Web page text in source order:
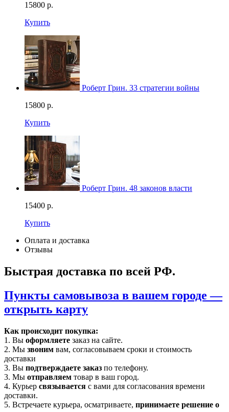
15800 р.
Купить
Роберт Грин. 33 стратегии войны
15800 р.
Купить
Роберт Грин. 48 законов власти
15400 р.
Купить
Оплата и доставка
Отзывы
Быстрая доставка по всей РФ.
Пункты самовывоза в вашем городе —
открыть карту
Как происходит покупка:
1. Вы оформляете заказ на сайте.
2. Мы звоним вам, согласовываем сроки и стоимость
доставки
3. Вы подтверждаете заказ по телефону.
3. Мы отправляем товар в ваш город.
4. Курьер связывается с вами для согласования времени
доставки.
5. Встречаете курьера, осматриваете, принимаете решение о